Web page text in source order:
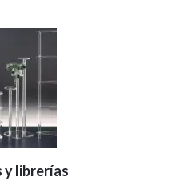
y librerías